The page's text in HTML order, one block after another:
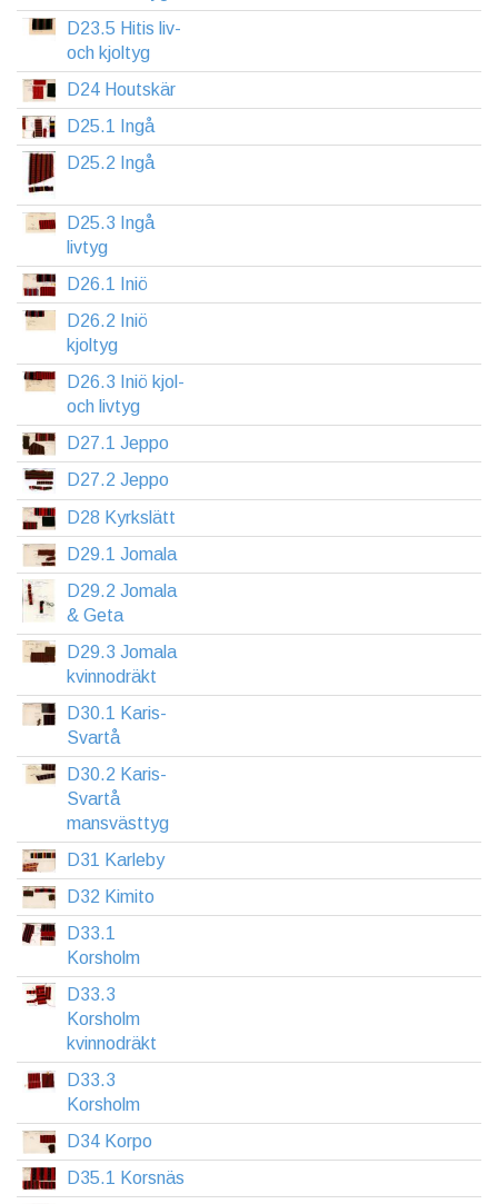
D23.5 Hitis liv-
och kjoltyg
D24 Houtskär
D25.1 Ingå
D25.2 Ingå
D25.3 Ingå
livtyg
D26.1 Iniö
D26.2 Iniö
kjoltyg
D26.3 Iniö kjol-
och livtyg
D27.1 Jeppo
D27.2 Jeppo
D28 Kyrkslätt
D29.1 Jomala
D29.2 Jomala
& Geta
D29.3 Jomala
kvinnodräkt
D30.1 Karis-
Svartå
D30.2 Karis-
Svartå
mansvästtyg
D31 Karleby
D32 Kimito
D33.1
Korsholm
D33.3
Korsholm
kvinnodräkt
D33.3
Korsholm
D34 Korpo
D35.1 Korsnäs